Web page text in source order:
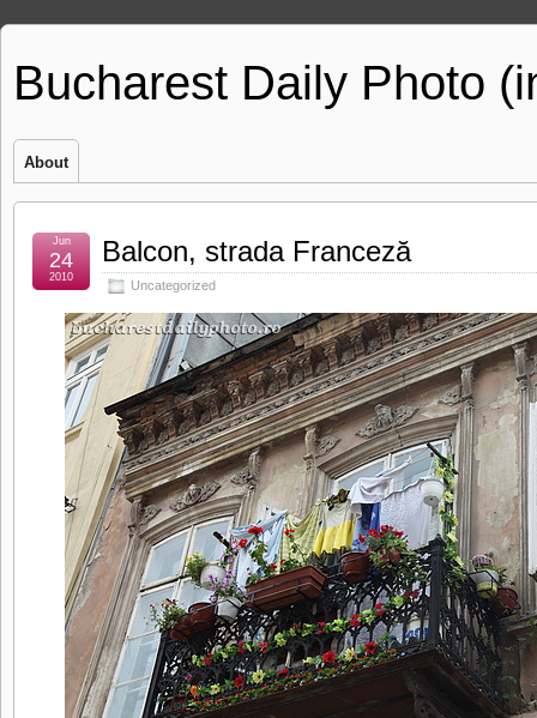
Bucharest Daily Photo
About
Balcon, strada Franceză
Uncategorized
Jun
24
2010